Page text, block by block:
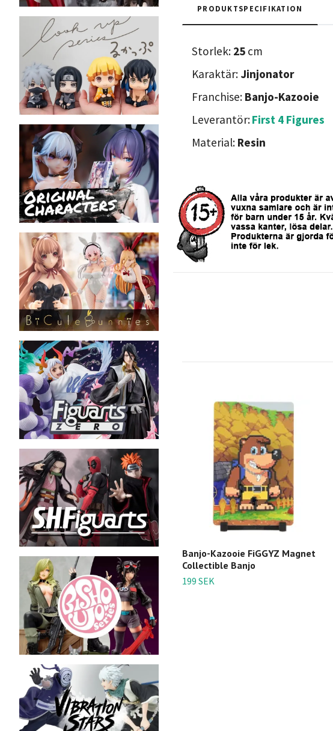
PRODUKTSPECIFIKATION
Storlek: 25 cm
Karaktär: Jinjonator
Franchise: Banjo-Kazooie
Leverantör:First 4 Figures
Material: Resin
Banjo-Kazooie FiGGYZ Magnet
Collectible Banjo
199 SEK